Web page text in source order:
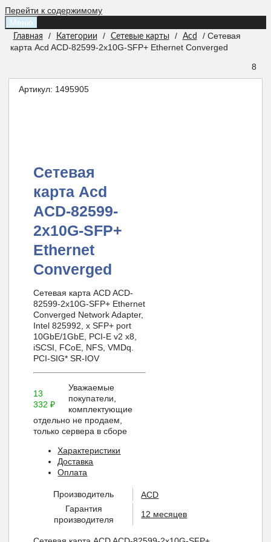
Перейти к содержимому
Меню
Главная / Категории / Сетевые карты / Acd
/ Сетевая
карта Acd ACD-82599-2x10G-SFP+ Ethernet Converged
8
Артикул: 1495905
Сетевая
карта Acd
ACD-82599-
2x10G-SFP+
Ethernet
Converged
Сетевая карта ACD ACD-
82599-2x10G-SFP+ Ethernet
Converged Network Adapter,
Intel 825992, x SFP+ port
10GbE/1GbE, PCI-E v2 x8,
iSCSI, FCoE, NFS, VMDq.
PCI-SIG* SR-IOV
13
332₽
Уважаемые
покупатели,
комплектующие
отдельно не продаем,
только сервера в сборе
Характеристики
Доставка
Оплата
Производитель
ACD
Гарантия
производителя
12 месяцев